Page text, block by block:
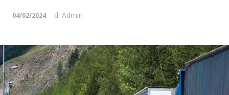
04/02/2024 di Admin